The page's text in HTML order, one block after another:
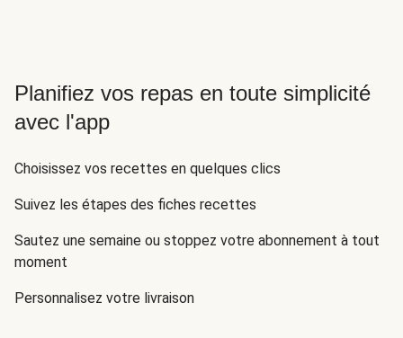
Planifiez vos repas en toute simplicité
avec l'app
Choisissez vos recettes en quelques clics
Suivez les étapes des fiches recettes
Sautez une semaine ou stoppez votre abonnement à tout
moment
Personnalisez votre livraison